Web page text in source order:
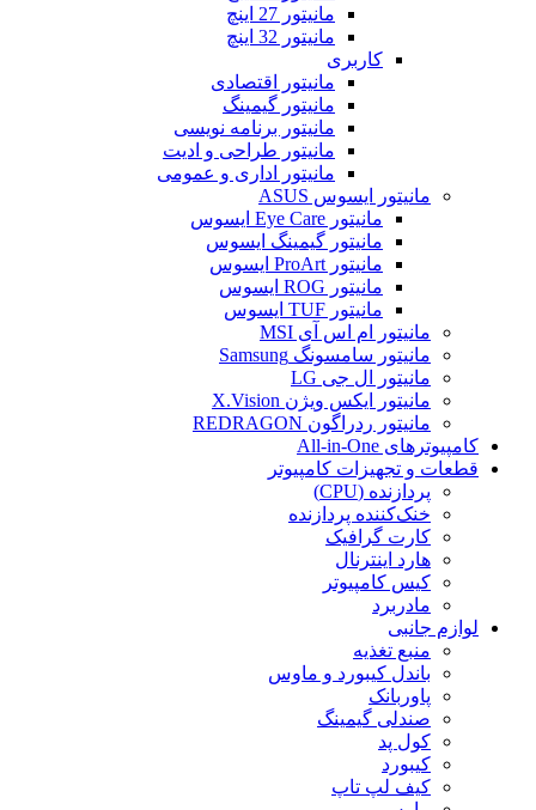
مانیتور 27 اینچ
مانیتور 32 اینچ
کاربری
مانیتور اقتصادی
مانیتور گیمینگ
مانیتور برنامه نویسی
مانیتور طراحی و ادیت
مانیتور اداری و عمومی
مانیتور ایسوس ASUS
مانیتور Eye Care ایسوس
مانیتور گیمینگ ایسوس
مانیتور ProArt ایسوس
مانیتور ROG ایسوس
مانیتور TUF ایسوس
مانیتور ام اس آی MSI
مانیتور سامسونگ Samsung
مانیتور ال جی LG
مانیتور ایکس ویژن X.Vision
مانیتور ردراگون REDRAGON
کامپیوترهای All-in-One
قطعات و تجهیزات کامپیوتر
پردازنده (CPU)
خنک‌کننده پردازنده
کارت گرافیک
هارد اینترنال
کیس کامپیوتر
مادربرد
لوازم جانبی
منبع تغذیه
باندل کیبورد و ماوس
پاوربانک
صندلی گیمینگ
کول پد
کیبورد
کیف لپ تاپ